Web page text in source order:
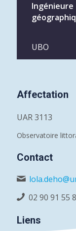
UBO
Affectation
UAR 3113
Observatoire
Contact
02 90 91 55
Liens